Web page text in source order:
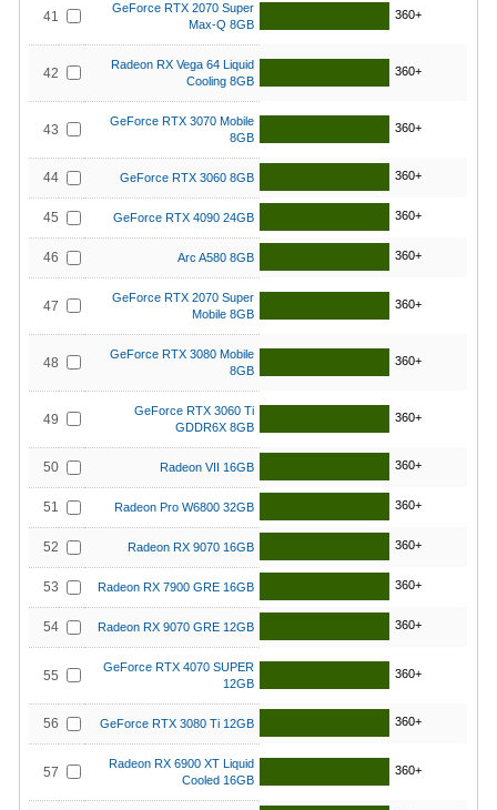
41
GeForce RTX 2070 Super
Max-Q 8GB
360+
42
Radeon RX Vega 64 Liquid
Cooling 8GB
360+
43
GeForce RTX 3070 Mobile
8GB
360+
44 GeForce RTX 3060 8GB 360+
45 GeForce RTX 4090 24GB 360+
46 Arc A580 8GB 360+
47
GeForce RTX 2070 Super
Mobile 8GB
360+
48
GeForce RTX 3080 Mobile
8GB
360+
49
GeForce RTX 3060 Ti
GDDR6X 8GB
360+
50 Radeon VII 16GB 360+
51 Radeon Pro W6800 32GB 360+
52 Radeon RX 9070 16GB 360+
53 Radeon RX 7900 GRE 16GB 360+
54 Radeon RX 9070 GRE 12GB 360+
55
GeForce RTX 4070 SUPER
12GB
360+
56 GeForce RTX 3080 Ti 12GB 360+
57
Radeon RX 6900 XT Liquid
Cooled 16GB
360+